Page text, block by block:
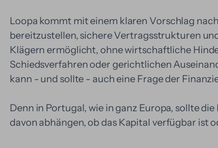
Loopa kommt mit einem klaren Vorschlag
bereitzustellen, sichere Vertragsstrukturen
Klägern ermöglicht, ohne wirtschaftliche
Schiedsverfahren oder gerichtlichen
kann - und sollte - auch eine Frage der
Denn in Portugal, wie in ganz Europa, sollte
davon abhängen, ob das Kapital verfügbar ist